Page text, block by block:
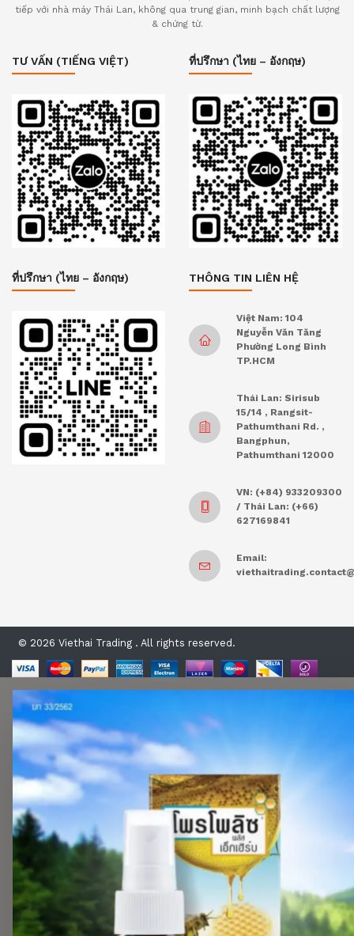
tiếp với nhà máy Thái Lan, không qua trung gian, minh bạch chất lượng
& chứng từ.
TƯ VẤN (TIẾNG VIỆT) ที่ปรึกษา (ไทย – อังกฤษ)
ที่ปรึกษา (ไทย – อังกฤษ) THÔNG TIN LIÊN HỆ
Việt Nam: 104
Nguyễn Văn Tăng
Phường Long Bình
TP.HCM
Thái Lan: Sirisub
15/14 , Rangsit-
Pathumthani Rd. ,
Bangphun,
Pathumthani 12000
VN: (+84) 933209300
/ Thái Lan: (+66)
627169841
Email:
© 2026 Viethai Trading . All rights reserved.